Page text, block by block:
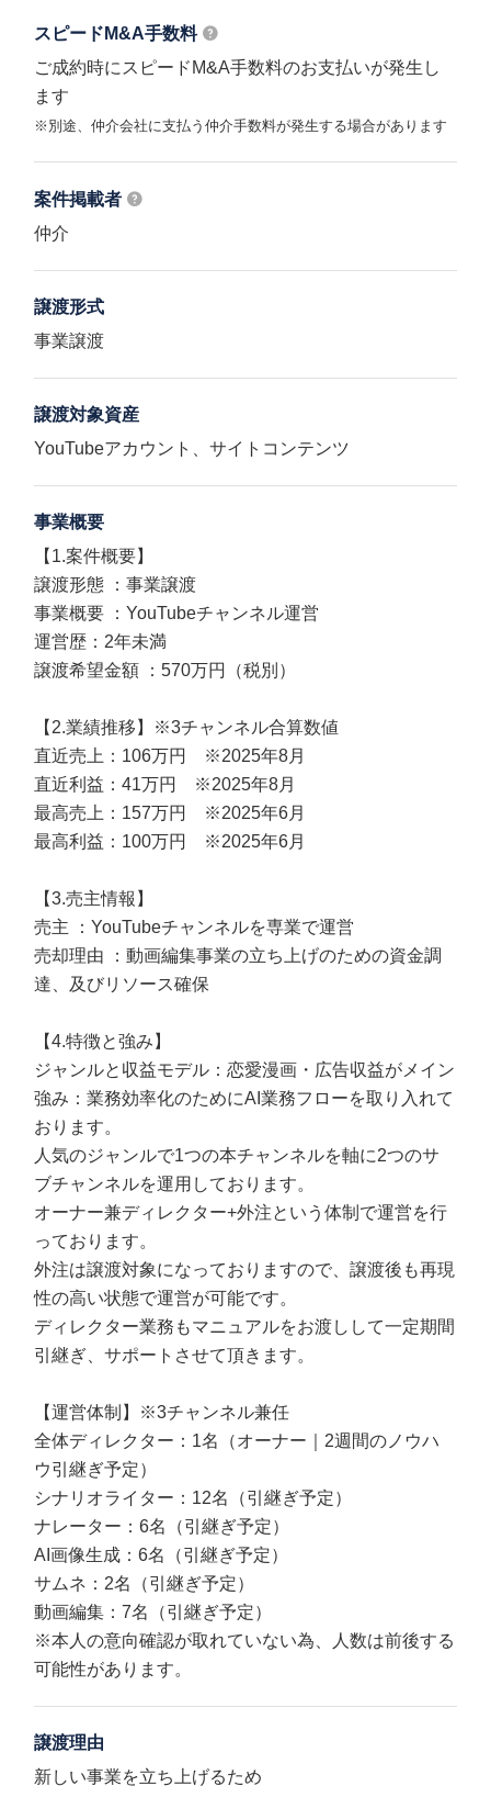
スピードM&A手数料
ご成約時にスピードM&A手数料のお支払いが発生し
ます
※別途、仲介会社に支払う仲介手数料が発生する場合があります
案件掲載者
仲介
譲渡形式
事業譲渡
譲渡対象資産
YouTubeアカウント、サイトコンテンツ
事業概要
【1.案件概要】
譲渡形態 ：事業譲渡
事業概要 ：YouTubeチャンネル運営
運営歴：2年未満
譲渡希望金額 ：570万円（税別）
【2.業績推移】※3チャンネル合算数値
直近売上：106万円 ※2025年8月
直近利益：41万円 ※2025年8月
最高売上：157万円 ※2025年6月
最高利益：100万円 ※2025年6月
【3.売主情報】
売主 ：YouTubeチャンネルを専業で運営
売却理由 ：動画編集事業の立ち上げのための資金調
達、及びリソース確保
【4.特徴と強み】
ジャンルと収益モデル：恋愛漫画・広告収益がメイン
強み：業務効率化のためにAI業務フローを取り入れて
おります。
人気のジャンルで1つの本チャンネルを軸に2つのサ
ブチャンネルを運用しております。
オーナー兼ディレクター+外注という体制で運営を行
っております。
外注は譲渡対象になっておりますので、譲渡後も再現
性の高い状態で運営が可能です。
ディレクター業務もマニュアルをお渡しして一定期間
引継ぎ、サポートさせて頂きます。
【運営体制】※3チャンネル兼任
全体ディレクター：1名（オーナー｜2週間のノウハ
ウ引継ぎ予定）
シナリオライター：12名（引継ぎ予定）
ナレーター：6名（引継ぎ予定）
AI画像生成：6名（引継ぎ予定）
サムネ：2名（引継ぎ予定）
動画編集：7名（引継ぎ予定）
※本人の意向確認が取れていない為、人数は前後する
可能性があります。
譲渡理由
新しい事業を立ち上げるため